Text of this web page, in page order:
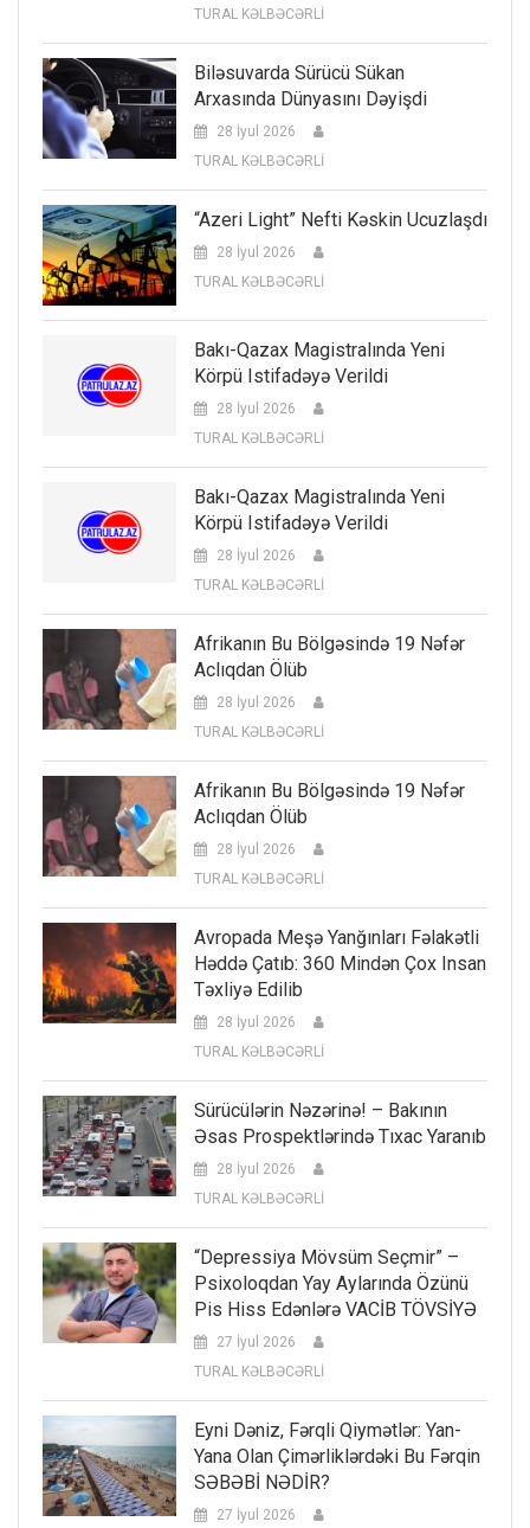
TURAL KƏLBƏCƏRLİ
Biləsuvarda Sürücü Sükan
Arxasında Dünyasını Dəyişdi
28 İyul 2026
TURAL KƏLBƏCƏRLİ
“Azeri Light” Nefti Kəskin Ucuzlaşdı
28 İyul 2026
TURAL KƏLBƏCƏRLİ
Bakı-Qazax Magistralında Yeni
Körpü Istifadəyə Verildi
28 İyul 2026
TURAL KƏLBƏCƏRLİ
Bakı-Qazax Magistralında Yeni
Körpü Istifadəyə Verildi
28 İyul 2026
TURAL KƏLBƏCƏRLİ
Afrikanın Bu Bölgəsində 19 Nəfər
Aclıqdan Ölüb
28 İyul 2026
TURAL KƏLBƏCƏRLİ
Afrikanın Bu Bölgəsində 19 Nəfər
Aclıqdan Ölüb
28 İyul 2026
TURAL KƏLBƏCƏRLİ
Avropada Meşə Yanğınları Fəlakətli
Həddə Çatıb: 360 Mindən Çox Insan
Təxliyə Edilib
28 İyul 2026
TURAL KƏLBƏCƏRLİ
Sürücülərin Nəzərinə! – Bakının
Əsas Prospektlərində Tıxac Yaranıb
28 İyul 2026
TURAL KƏLBƏCƏRLİ
“Depressiya Mövsüm Seçmir” –
Psixoloqdan Yay Aylarında Özünü
Pis Hiss Edənlərə VACİB TÖVSİYƏ
27 İyul 2026
TURAL KƏLBƏCƏRLİ
Eyni Dəniz, Fərqli Qiymətlər: Yan-
Yana Olan Çimərliklərdəki Bu Fərqin
SƏBƏBİ NƏDİR?
27 İyul 2026